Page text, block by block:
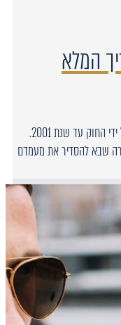
המלא
נפגעי עבירה היו מופלים לרעה שלא במתכוון על ידי החוק עד שנת 2001.
שבא להסדיר את מעמדם